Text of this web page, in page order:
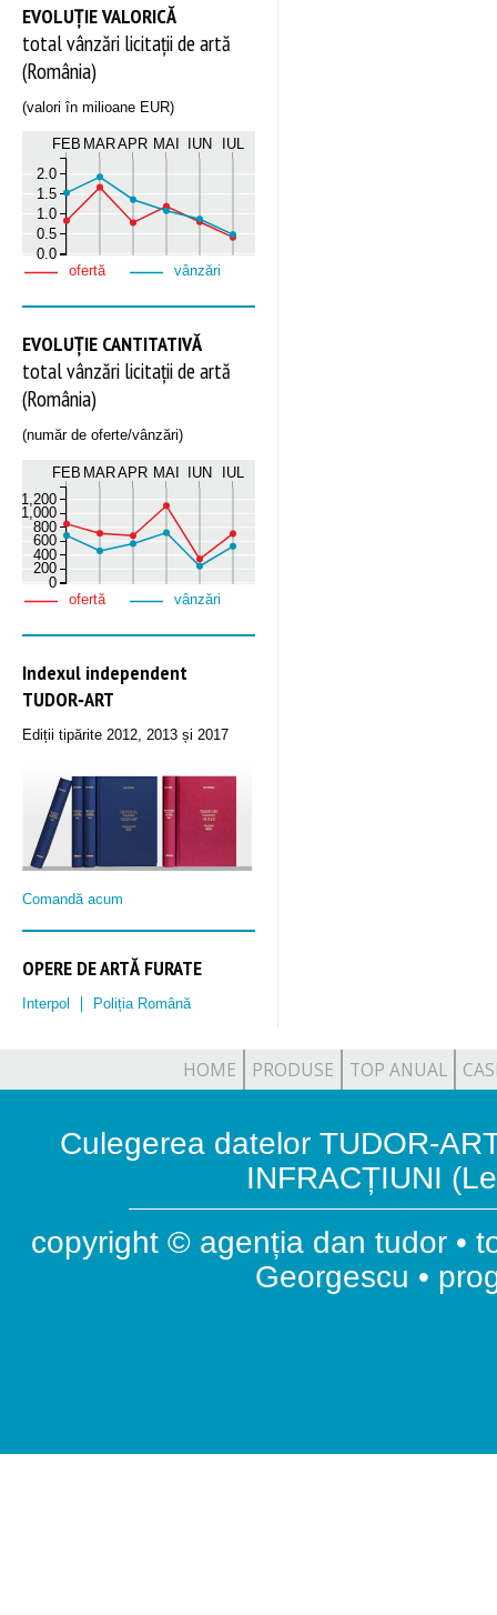
EVOLUȚIE VALORICĂ
total vânzări licitații de artă
(România)
(valori în milioane EUR)
FEB MARAPR MAI IUN IUL
0.0
0.5
1.0
1.5
2.0
ofertă vânzări
EVOLUȚIE CANTITATIVĂ
total vânzări licitații de artă
(România)
(număr de oferte/vânzări)
FEB MARAPR MAI IUN IUL
0
200
400
600
800
1,000
1,200
ofertă vânzări
Indexul independent
TUDOR‑ART
Ediții tipărite 2012, 2013 și 2017
Comandă acum
OPERE DE ARTĂ FURATE
Interpol Poliția Română
HOME PRODUSE TOP ANUAL
Culegerea datelor TUDOR-
INFRACȚIUNI
copyright © agenția dan tudor •
Georgescu •